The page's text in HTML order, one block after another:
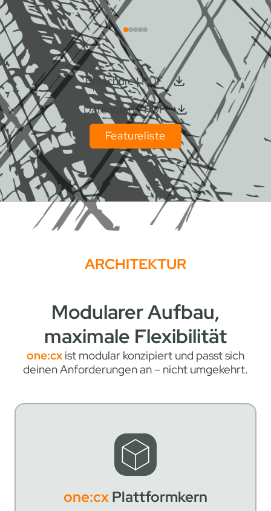
Broschüre | PDF
Datenblatt | PDF
Featureliste
ARCHITEKTUR
Modularer Aufbau,
maximale Flexibilität
one:cx ist modular konzipiert und passt sich
deinen Anforderungen an – nicht umgekehrt.
one:cxPlattformkern